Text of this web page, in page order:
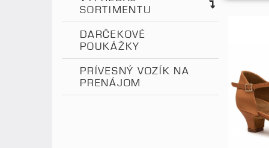
SORTIMENTU
DARČEKOVÉ
POUKÁŽKY
PRÍVESNÝ VOZÍK NA
PRENÁJOM